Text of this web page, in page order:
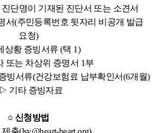
단명이 기재된 진단서 또는 소견서
(주민등록번호 뒷자리 비공개 발급
요청)
황 증빙서류 (택 1)
또는 차상위 증명서 1부
빙서류(건강보험료 납부확인서(6개월)
기타 증빙자료
○ 신청방법
출(lsy@heart-heart.org)